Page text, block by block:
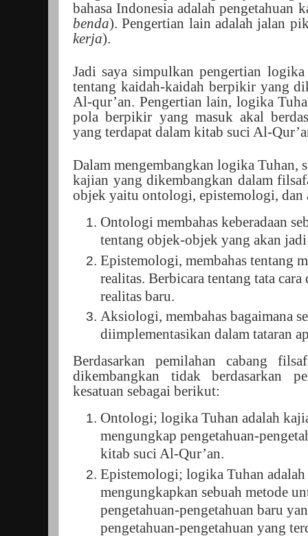
bahasa Indonesia adalah pengetahuan
benda). Pengertian lain adalah jalan
kerja).
Jadi saya simpulkan pengertian logika
tentang kaidah-kaidah berpikir yang
Al-qur’an. Pengertian lain, logika
pola berpikir yang masuk akal
yang terdapat dalam kitab suci Al-
Dalam mengembangkan logika Tuhan,
kajian yang dikembangkan dalam
objek yaitu ontologi, epistemologi, dan
Ontologi membahas keberadaan
tentang objek-objek yang akan
Epistemologi, membahas tentang
realitas. Berbicara tentang tata
realitas baru.
Aksiologi, membahas bagaimana
diimplementasikan dalam tataran
Berdasarkan pemilahan cabang
dikembangkan tidak berdasarkan
kesatuan sebagai berikut:
Ontologi; logika Tuhan adalah
mengungkap pengetahuan-
kitab suci Al-Qur’an.
Epistemologi; logika Tuhan
mengungkapkan sebuah metode
pengetahuan-pengetahuan baru
pengetahuan-pengetahuan yang